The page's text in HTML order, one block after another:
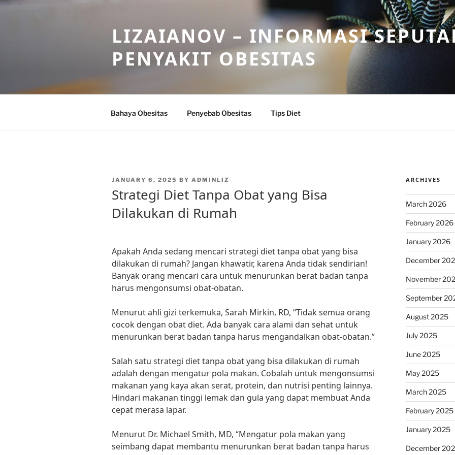
Skip
LIZAIANOV – INFORMASI
PENYAKIT OBESITAS
Bahaya Obesitas Penyebab Obesitas Tips Diet
POSTED
JANUARY 6, 2025 BY ADMINLIZ
Strategi Diet Tanpa Obat yang Bisa
Dilakukan di Rumah
Apakah Anda sedang mencari strategi diet tanpa obat yang bisa
dilakukan di rumah? Jangan khawatir, karena Anda tidak sendirian!
Banyak orang mencari cara untuk menurunkan berat badan tanpa
harus mengonsumsi obat-obatan.
Menurut ahli gizi terkemuka, Sarah Mirkin, RD, “Tidak semua orang
cocok dengan obat diet. Ada banyak cara alami dan sehat untuk
menurunkan berat badan tanpa harus mengandalkan obat-obatan.”
Salah satu strategi diet tanpa obat yang bisa dilakukan di rumah
adalah dengan mengatur pola makan. Cobalah untuk mengonsumsi
makanan yang kaya akan serat, protein, dan nutrisi penting lainnya.
Hindari makanan tinggi lemak dan gula yang dapat membuat Anda
cepat merasa lapar.
Menurut Dr. Michael Smith, MD, “Mengatur pola makan yang
seimbang dapat membantu menurunkan berat badan tanpa harus
ARCHIVES
March 2026
February 2026
January 2026
December
November
September
August 2025
July 2025
June 2025
May 2025
March 2025
February 2025
January 2025
December